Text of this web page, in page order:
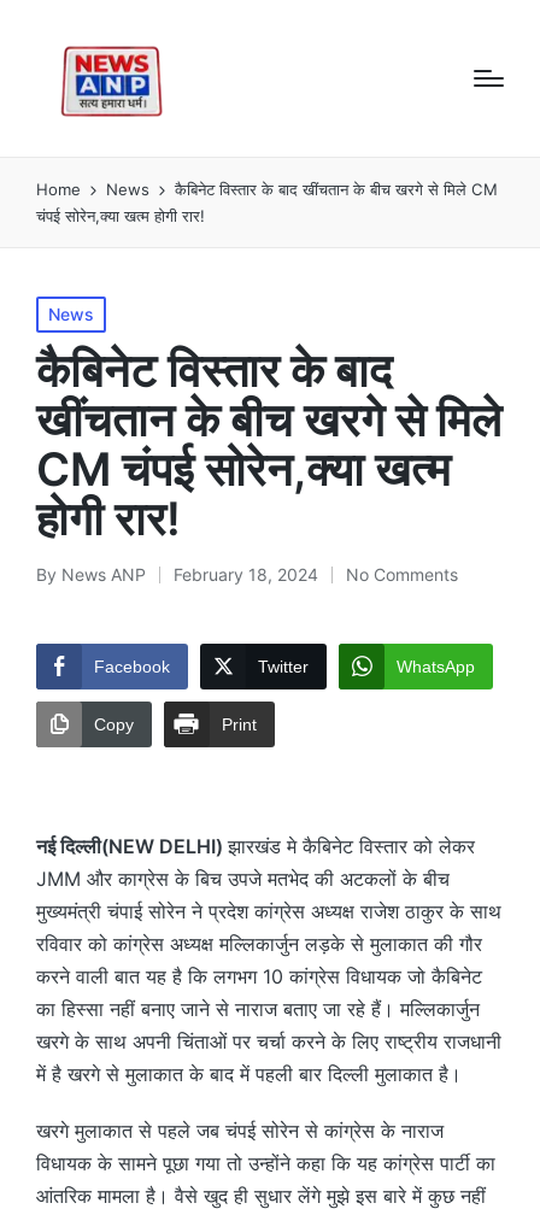
Home News
कैबिनेट विस्तार के बाद खींचतान के बीच खरगे से मिले CM
चंपई सोरेन,क्या खत्म होगी रार!
Posted
in
News
कैबिनेट विस्तार के बाद
खींचतान के बीच खरगे से मिले
CM चंपई सोरेन,क्या खत्म
होगी रार!
Posted
By News ANP February 18, 2024 No Comments
Facebook Twitter WhatsApp
Copy Print
नई दिल्ली(NEW DELHI)झारखंड मे कैबिनेट विस्तार को लेकर
JMM और काग्रेस के बिच उपजे मतभेद की अटकलों के बीच
मुख्यमंत्री चंपाई सोरेन ने प्रदेश कांग्रेस अध्यक्ष राजेश ठाकुर के साथ
रविवार को कांग्रेस अध्यक्ष मल्लिकार्जुन लड़के से मुलाकात की गौर
करने वाली बात यह है कि लगभग 10 कांग्रेस विधायक जो कैबिनेट
का हिस्सा नहीं बनाए जाने से नाराज बताए जा रहे हैं। मल्लिकार्जुन
खरगे के साथ अपनी चिंताओं पर चर्चा करने के लिए राष्ट्रीय राजधानी
में है खरगे से मुलाकात के बाद में पहली बार दिल्ली मुलाकात है।
खरगे मुलाकात से पहले जब चंपई सोरेन से कांग्रेस के नाराज
विधायक के सामने पूछा गया तो उन्होंने कहा कि यह कांग्रेस पार्टी का
आंतरिक मामला है। वैसे खुद ही सुधार लेंगे मुझे इस बारे में कुछ नहीं